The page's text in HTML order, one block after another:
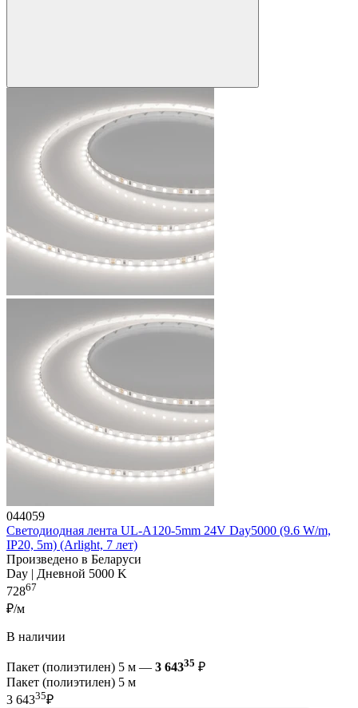
044059
Светодиодная лента UL-A120-5mm 24V Day5000 (9.6 W/m,
IP20, 5m) (Arlight, 7 лет)
Произведено в Беларуси
Day | Дневной 5000 K
72867
₽/м
В наличии
Пакет (полиэтилен) 5 м — 3 64335 ₽
Пакет (полиэтилен) 5 м
3 64335₽